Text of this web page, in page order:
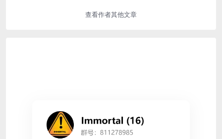
查看作者其他文章